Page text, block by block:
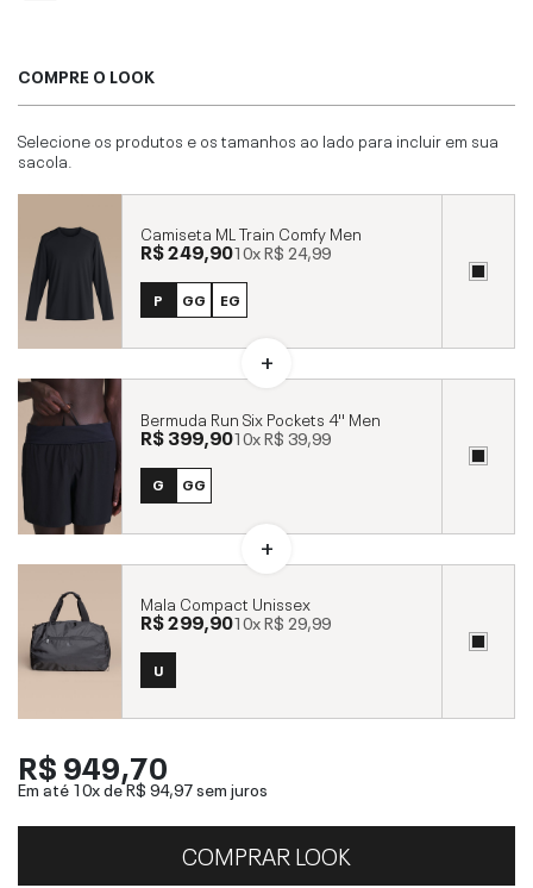
COMPRE O LOOK
Selecione os produtos e os tamanhos ao lado para incluir em sua
sacola.
Camiseta ML Train Comfy Men
R$ 249,9010xR$ 24,99
P GG EG
Bermuda Run Six Pockets 4'' Men
R$ 399,9010xR$ 39,99
G GG
Mala Compact Unissex
R$ 299,9010xR$ 29,99
U
R$ 949,70
Em até 10x deR$ 94,97sem juros
COMPRAR LOOK